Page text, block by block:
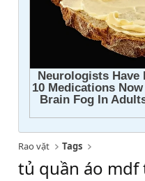
Rao vặt Tags
tủ quần áo mdf